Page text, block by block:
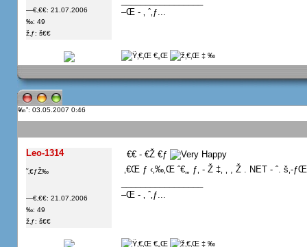
—€‚€€: 21.07.2006
‰: 49
ž‚ƒ: š€€
–Œ - ‚ ˆ‚ƒ...
”: 03.05.2007 0:46
Leo-1314
˜‚€ƒŽ‰
—€‚€€: 21.07.2006
‰: 49
ž‚ƒ: š€€
  €€ - €Ž €ƒ
 ‚€Œ ƒ ‹‚‰‚Œ ˆ€„‚ ƒ‚ - Ž ‡‚ ‚ , Ž . NET - ˆ. š‚-
–Œ - ‚ ˆ‚ƒ...